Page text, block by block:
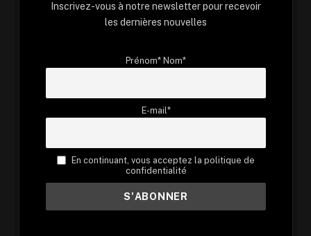
Inscrivez-vous à notre newsletter pour recevoir
les dernières nouvelles
Prénom* Nom*
E-mail*
En continuant, vous acceptez la politique de
confidentialité